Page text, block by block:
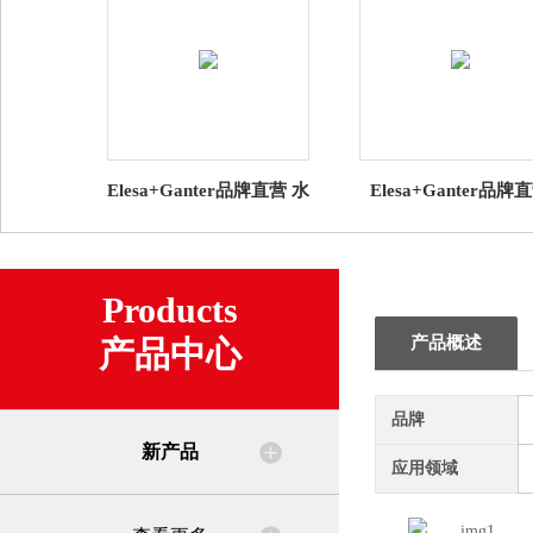
Elesa+Ganter品牌直营 水
脚 带橡胶垫（1）
Elesa+Ganter品牌
CKE 的折叠 钥匙批
Products
产品中心
新产品
产品概述
品牌
应用领域